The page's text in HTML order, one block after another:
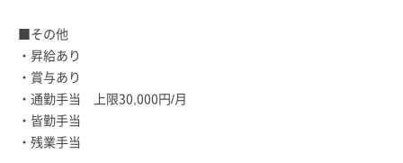
■その他
・昇給あり
・賞与あり
・通勤手当 上限30,000円/月
・皆勤手当
・残業手当